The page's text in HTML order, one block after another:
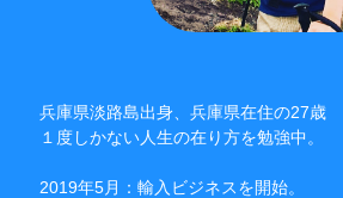
兵庫県淡路島出身、兵庫県在住の27歳
１度しかない人生の在り方を勉強中。
2019年5月：輸入ビジネスを開始。